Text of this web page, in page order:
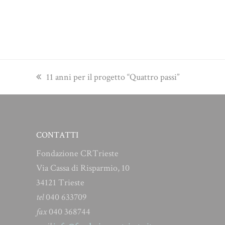
previous
11 anni per il progetto “Quattro passi”
CONTATTI
Fondazione CRTrieste
Via Cassa di Risparmio, 10
34121 Trieste
tel040 633709
fax040 368744